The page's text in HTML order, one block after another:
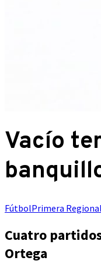
Vacío
FútbolPrimera Regional
Cuatro
Ortega